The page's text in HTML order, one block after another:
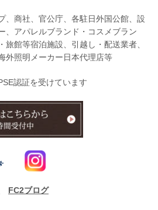
、商社、官公庁、各駐日外国公館、設
、アパレルブランド・コスメブラン
旅館等宿泊施設、引越し・配送業者、
外照明メーカー日本代理店等
認証を受けています
FC2ブログ